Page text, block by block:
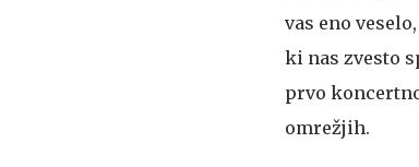
vas eno
ki nas zvesto
prvo
omrežjih.